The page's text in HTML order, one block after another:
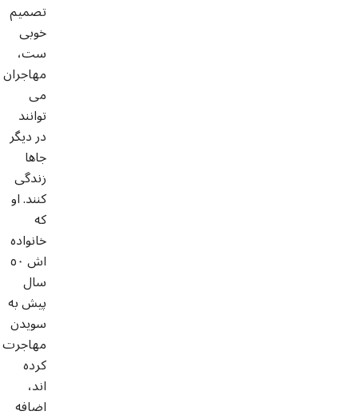
تصمیم
خوبی
ست،
مهاجران
می
توانند
در دیگر
جاها
زندگی
کنند. او
که
خانواده
اش ٥٠
سال
پیش به
سویدن
مهاجرت
کرده
اند،
اضافه